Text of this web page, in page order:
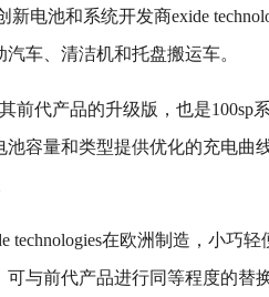
新电池和系统开发商exide
车、清洁机和托盘搬运车。
前代产品的升级版，也是100sp
容量和类型提供优化的充电曲
technologies在欧洲制造，小巧
可与前代产品进行同等程度的替